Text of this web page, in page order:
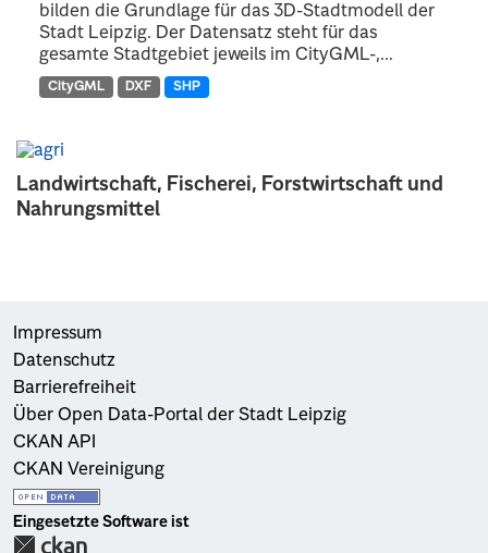
Landwirtschaft, Fischerei, Forstwirtschaft und
Nahrungsmittel
bilden die Grundlage für das 3D-Stadtmodell der
Stadt Leipzig. Der Datensatz steht für das
gesamte Stadtgebiet jeweils im CityGML-,...
CityGML DXF SHP
Impressum
Datenschutz
Barrierefreiheit
Über Open Data-Portal der Stadt Leipzig
CKAN API
CKAN Vereinigung
Eingesetzte Software ist